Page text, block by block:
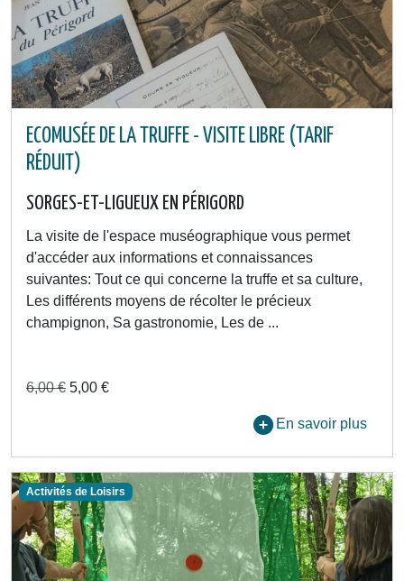
ECOMUSÉE DE LA TRUFFE - VISITE LIBRE (TARIF
RÉDUIT)
SORGES-ET-LIGUEUX EN PÉRIGORD
La visite de l'espace muséographique vous permet
d'accéder aux informations et connaissances
suivantes: Tout ce qui concerne la truffe et sa culture,
Les différents moyens de récolter le précieux
champignon, Sa gastronomie, Les de ...
6,00 € 5,00 €
En savoir plus
Activités de Loisirs